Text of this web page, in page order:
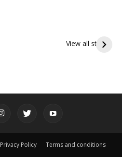
View all stories
ఇంద్రకీలాద్రి గిరి ప్రదక్షిణ
Privacy Policy Terms and conditions